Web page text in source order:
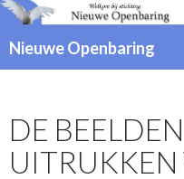
Nieuwe Openbaring
SPRINGEN
DE
UITRUKKEN